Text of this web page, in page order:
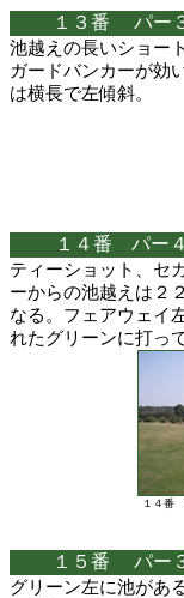
１３番 パー
池越えの長いショー
ガードバンカーが効
は横長で左傾斜。
１４番 パー
ティーショット、セ
ーからの池越えは２
なる。フェアウェイ
れたグリーンに打っ
１４番
１５番 パー
グリーン左に池があ